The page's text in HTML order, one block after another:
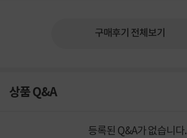
구매후기 전체보기
상품 Q&A
등록된 Q&A가 없습니다.